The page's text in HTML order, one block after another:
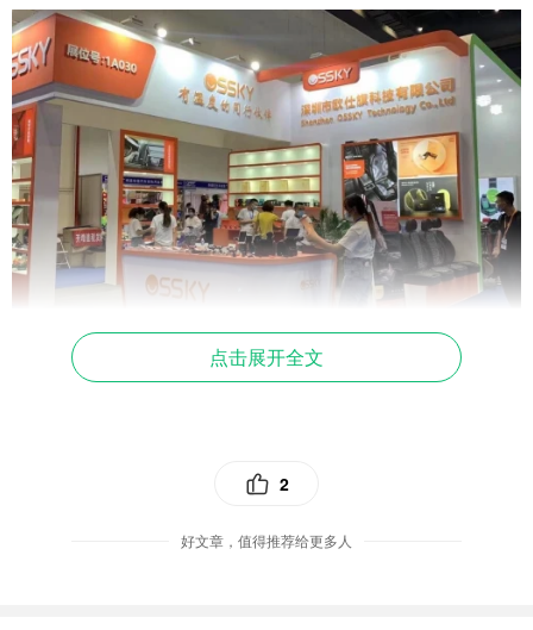
域代理的请求，对于好的产品在市场上谁也不愿意错失良
在展会现场不仅结识了很多新的合作伙伴，通过实地的参
点击展开全文
2
好文章，值得推荐给更多人